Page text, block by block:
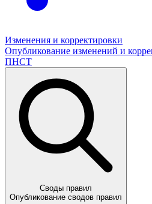
Изменения и корректировки
Опубликование изменений и
ПНСТ
Своды правил
Опубликование сводов правил